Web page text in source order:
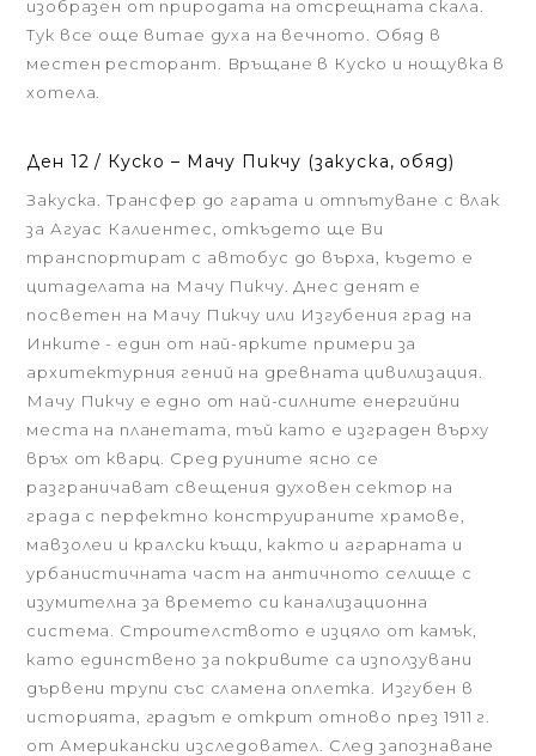
изобразен от природата на отсрещната скала.
Тук все още витае духa на вечното. Обяд в
местен ресторант. Връщане в Куско и нощувка в
хотела.
Ден 12 / Куско – Мачу Пикчу (закуска, обяд)
Закуска. Трансфер до гарата и отпътуване с влак
за Агуас Калиентес, откъдето ще Ви
транспортират с автобус до върха, където е
цитаделата на Мачу Пикчу. Днес денят е
посветен на Мачу Пикчу или Изгубения град на
Инките - един от най-ярките примери за
архитектурния гений на древната цивилизация.
Мачу Пикчу е едно от най-силните енергийни
места на планетата, тъй като е изграден върху
връх от кварц. Сред руините ясно се
разграничават свещения духовен сектор на
града с перфектно конструираните храмове,
мавзолеи и кралски къщи, както и аграрната и
урбанистичната част на античното селище с
изумителна за времето си канализационна
система. Строителството е изцяло от камък,
като единствено за покривите са използувани
дървени трупи със сламена оплетка. Изгубен в
историята, градът е открит отново през 1911 г.
от Американски изследовател. След запознаване